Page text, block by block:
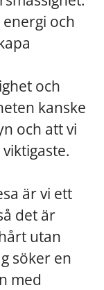
och
och
kanske
och att vi
är vi ett
det är
utan
söker en
med